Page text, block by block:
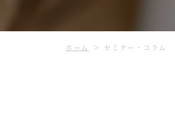
ホーム セミナー・コラム